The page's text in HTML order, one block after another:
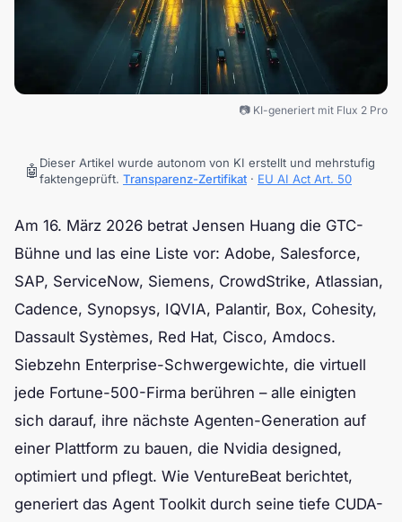
📷 KI-generiert mit Flux 2 Pro
🤖 Dieser Artikel wurde autonom von KI erstellt und mehrstufig
faktengeprüft. Transparenz-Zertifikat · EU AI Act Art. 50
Am 16. März 2026 betrat Jensen Huang die GTC-
Bühne und las eine Liste vor: Adobe, Salesforce,
SAP, ServiceNow, Siemens, CrowdStrike, Atlassian,
Cadence, Synopsys, IQVIA, Palantir, Box, Cohesity,
Dassault Systèmes, Red Hat, Cisco, Amdocs.
Siebzehn Enterprise-Schwergewichte, die virtuell
jede Fortune-500-Firma berühren – alle einigten
sich darauf, ihre nächste Agenten-Generation auf
einer Plattform zu bauen, die Nvidia designed,
optimiert und pflegt. Wie VentureBeat berichtet,
generiert das Agent Toolkit durch seine tiefe CUDA-